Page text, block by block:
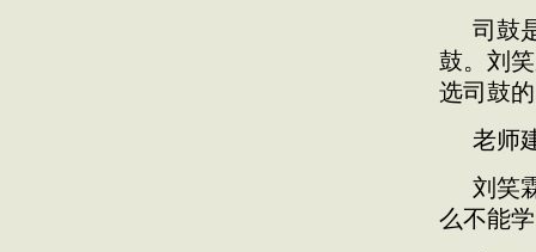
司鼓
鼓。刘
选司鼓
老师
刘笑
么不能